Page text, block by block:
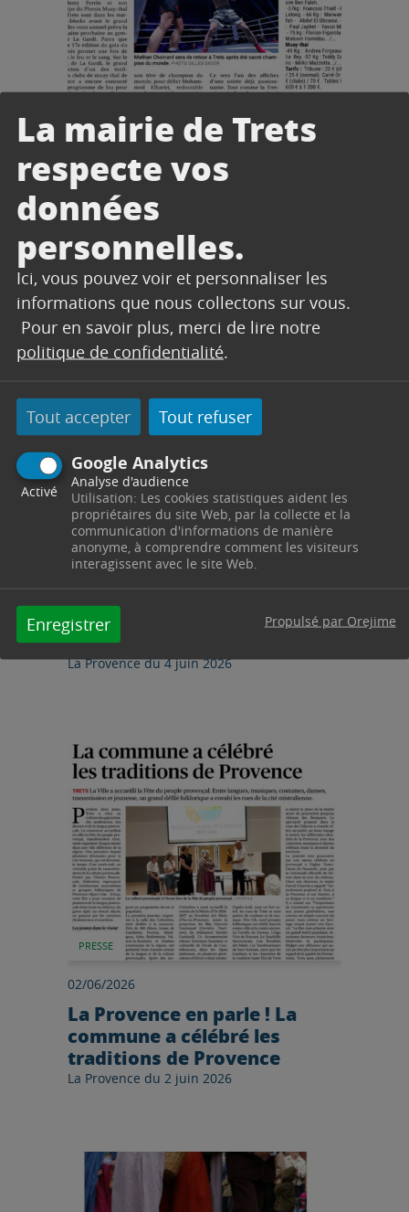
La mairie de Trets
respecte vos
données
personnelles.
Ici, vous pouvez voir et personnaliser les
informations que nous collectons sur vous.
Pour en savoir plus, merci de lire notre
politique de confidentialité.
Tout accepter Tout refuser
Google Analytics
Activé
Analyse d'audience
Utilisation: Les cookies statistiques aident les
propriétaires du site Web, par la collecte et la
communication d'informations de manière
anonyme, à comprendre comment les visiteurs
interagissent avec le site Web.
Enregistrer Propulsé par Orejime
La Provence en parle ! Le gala
du Phenix s’annonce explosif
La Provence du 13 juin 2026
PRESSE
04/06/2026
La Provence en parle ! La
théâtral de l »Arc, c’est
demain
La Provence du 4 juin 2026
Lire l'article
PRESSE
02/06/2026
La Provence en parle ! La
commune a célébré les
traditions de Provence
La Provence du 2 juin 2026
Lire l'article
Lire l'article